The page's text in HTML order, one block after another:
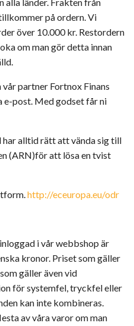
på ordern. Vi
över 10.000 kr. Restordern
om man gör detta innan
partner Fortnox Finans
e-post. Med godset får ni
har alltid rätt att vända sig till
(ARN)för att lösa en tvist
http://eceuropa.eu/odr
i vår webbshop är
kronor. Priset som gäller
gäller även vid
för systemfel, tryckfel eller
kan inte kombineras.
av våra varor om man